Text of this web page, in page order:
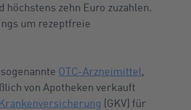
zehn Euro zuzahlen.
um rezeptfreie
OTC-Arzneimittel,
von Apotheken verkauft
(GKV) für